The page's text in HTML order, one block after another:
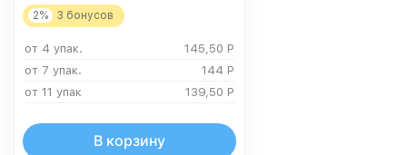
2% 3 бонусов
от 4 упак. 145,50 Р
от 7 упак.
144 Р
от 11 упак
139,50 Р
В корзину